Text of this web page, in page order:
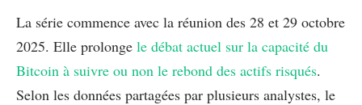
La série commence avec la réunion des 28 et 29 octobre
2025. Elle prolonge le débat actuel sur la capacité du
Bitcoin à suivre ou non le rebond des actifs risqués.
Selon les données partagées par plusieurs analystes, le